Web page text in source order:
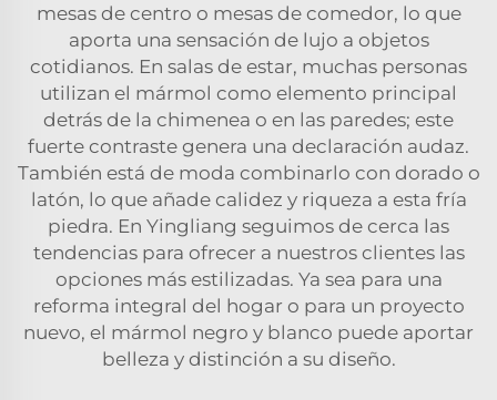
mesas de centro o mesas de comedor, lo que
aporta una sensación de lujo a objetos
cotidianos. En salas de estar, muchas personas
utilizan el mármol como elemento principal
detrás de la chimenea o en las paredes; este
fuerte contraste genera una declaración audaz.
También está de moda combinarlo con dorado o
latón, lo que añade calidez y riqueza a esta fría
piedra. En Yingliang seguimos de cerca las
tendencias para ofrecer a nuestros clientes las
opciones más estilizadas. Ya sea para una
reforma integral del hogar o para un proyecto
nuevo, el mármol negro y blanco puede aportar
belleza y distinción a su diseño.